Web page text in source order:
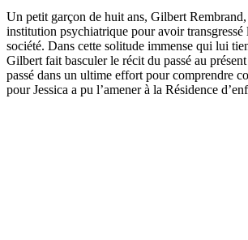
Un petit garçon de huit ans, Gilbert Rembrand,
institution psychiatrique pour avoir transgressé
société. Dans cette solitude immense qui lui
Gilbert fait basculer le récit du passé au
passé dans un ultime effort pour comprendre
pour Jessica a pu l’amener à la Résidence